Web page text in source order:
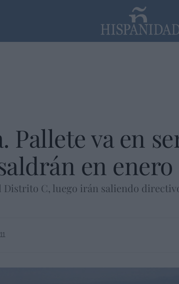
Pallete va en
en
Distrito C, luego irán saliendo